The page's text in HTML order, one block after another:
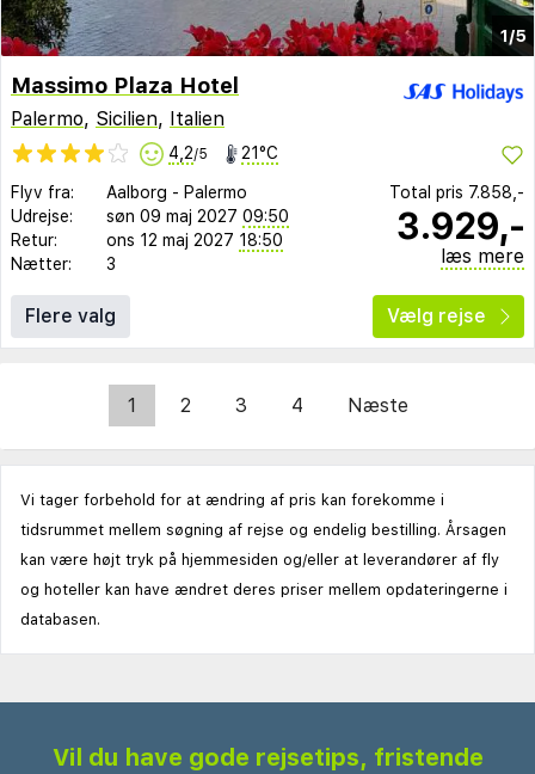
1/5
Massimo Plaza Hotel
Palermo, Sicilien, Italien
4,2/5 21°C
Flyv fra: Aalborg - Palermo
Udrejse:
søn 09 maj 2027 09:50
Retur:
ons 12 maj 2027 18:50
Nætter:
3
Total pris 7.858,-
3.929,-
læs mere
Flere valg Vælg rejse
1 2 3 4 Næste
Vi tager forbehold for at ændring af pris kan forekomme i
tidsrummet mellem søgning af rejse og endelig bestilling. Årsagen
kan være højt tryk på hjemmesiden og/eller at leverandører af fly
og hoteller kan have ændret deres priser mellem opdateringerne i
databasen.
Vil du have gode rejsetips, fristende